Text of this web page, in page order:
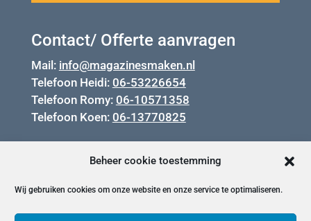
Beheer cookie toestemming
Wij gebruiken cookies om onze website en onze service te optimaliseren.
Contact/ Offerte aanvragen
Mail: info@magazinesmaken.nl
Telefoon Heidi: 06-53226654
Telefoon Romy: 06-10571358
Telefoon Koen: 06-13770825